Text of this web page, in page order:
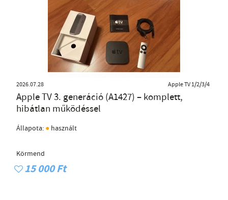
2026.07.28 Apple TV 1/2/3/4
Apple TV 3. generáció (A1427) – komplett,
hibátlan működéssel
Állapota: ● használt
Körmend
15 000 Ft